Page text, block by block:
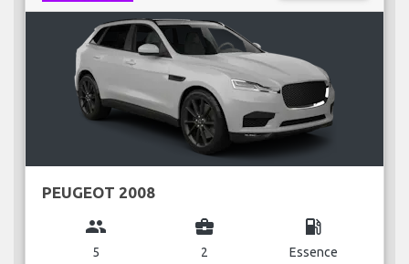
PEUGEOT 2008
group
5
business_center
2
local_gas_station
Essence